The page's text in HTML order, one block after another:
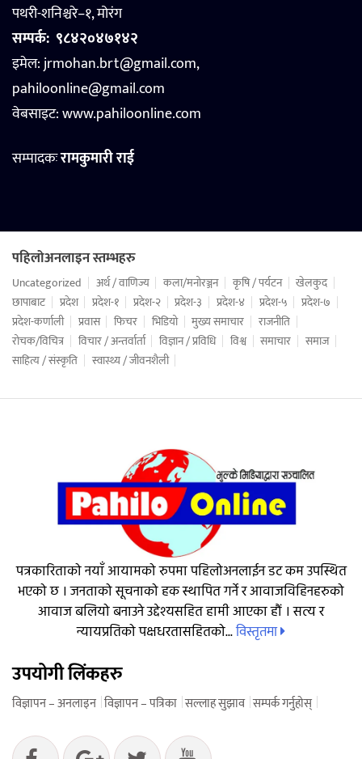
पथरी-शनिश्चरे–१, मोरंग
सम्पर्क: ९८४२०४७१४२
इमेल: jrmohan.brt@gmail.com,
pahiloonline@gmail.com
वेबसाइट:www.pahiloonline.com
सम्पादकःरामकुमारी राई
पहिलोअनलाइन स्तम्भहरु
Uncategorized अर्थ / वाणिज्य कला/मनोरञ्जन कृषि / पर्यटन
खेलकुद
छापाबाट
प्रदेश प्रदेश-१ प्रदेश-२ प्रदेश-३ प्रदेश-४ प्रदेश-५
प्रदेश-७
प्रदेश-कर्णाली
प्रवास फिचर भिडियो मुख्य समाचार
राजनीति
रोचक/विचित्र
विचार / अन्तर्वार्ता विज्ञान / प्रविधि विश्व समाचार
समाज
साहित्य / संस्कृति
स्वास्थ्य / जीवनशैली
पत्रकारिताको नयाँ आयामको रुपमा पहिलोअनलाईन डट कम उपस्थित
भएको छ । जनताको सूचनाको हक स्थापित गर्ने र आवाजविहिनहरुको
आवाज बलियो बनाउने उद्देश्यसहित हामी आएका हौं । सत्य र
न्यायप्रतिको पक्षधरतासहितको...विस्तृतमा
उपयोगी लिंकहरु
विज्ञापन – अनलाइन विज्ञापन – पत्रिका सल्लाह सुझाव सम्पर्क गर्नुहोस्